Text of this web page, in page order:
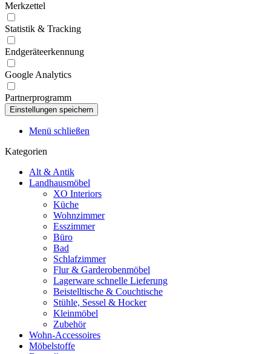
Merkzettel
Statistik & Tracking
Endgeräteerkennung
Google Analytics
Partnerprogramm
Menü schließen
Kategorien
Alt & Antik
Landhausmöbel
XO Interiors
Küche
Wohnzimmer
Esszimmer
Büro
Bad
Schlafzimmer
Flur & Garderobenmöbel
Lagerware schnelle Lieferung
Beistelltische & Couchtische
Stühle, Sessel & Hocker
Kleinmöbel
Zubehör
Wohn-Accessoires
Möbelstoffe